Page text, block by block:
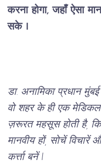
करना होगा, जहाँ ऐसा
सके I
डा. अनामिका प्रधान
वो शहर के ही एक
ज़रूरत महसूस होती है,
मानवीय हों, सोचें विचारें
कर्त्ता बनें I